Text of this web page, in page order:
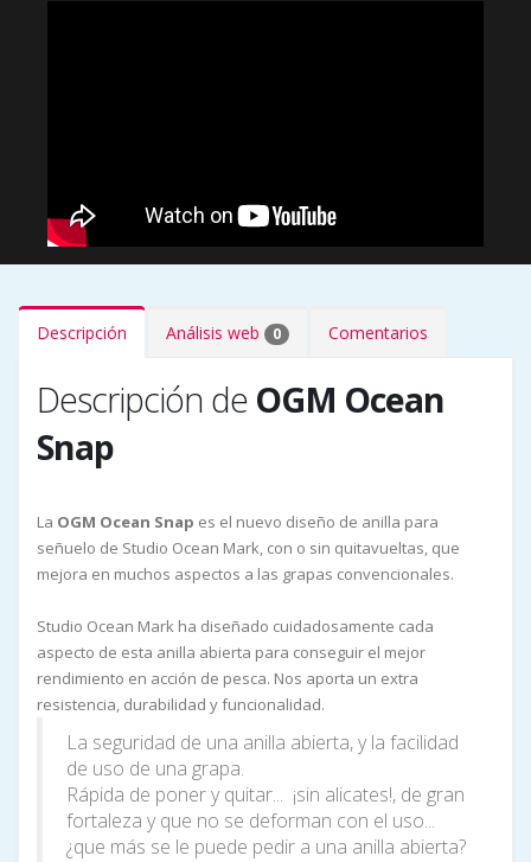
Descripción Análisis web 0 Comentarios
Descripción de OGM Ocean
Snap
La OGM Ocean Snap es el nuevo diseño de anilla para
señuelo de Studio Ocean Mark, con o sin quitavueltas, que
mejora en muchos aspectos a las grapas convencionales.
Studio Ocean Mark ha diseñado cuidadosamente cada
aspecto de esta anilla abierta para conseguir el mejor
rendimiento en acción de pesca. Nos aporta un extra
resistencia, durabilidad y funcionalidad.
La seguridad de una anilla abierta, y la facilidad
de uso de una grapa.
Rápida de poner y quitar... ¡sin alicates!, de gran
fortaleza y que no se deforman con el uso...
¿que más se le puede pedir a una anilla abierta?